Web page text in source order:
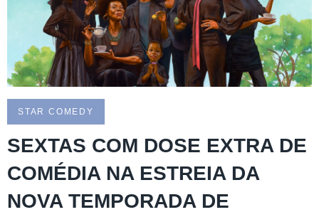
STAR COMEDY
SEXTAS COM DOSE EXTRA DE
COMÉDIA NA ESTREIA DA
NOVA TEMPORADA DE